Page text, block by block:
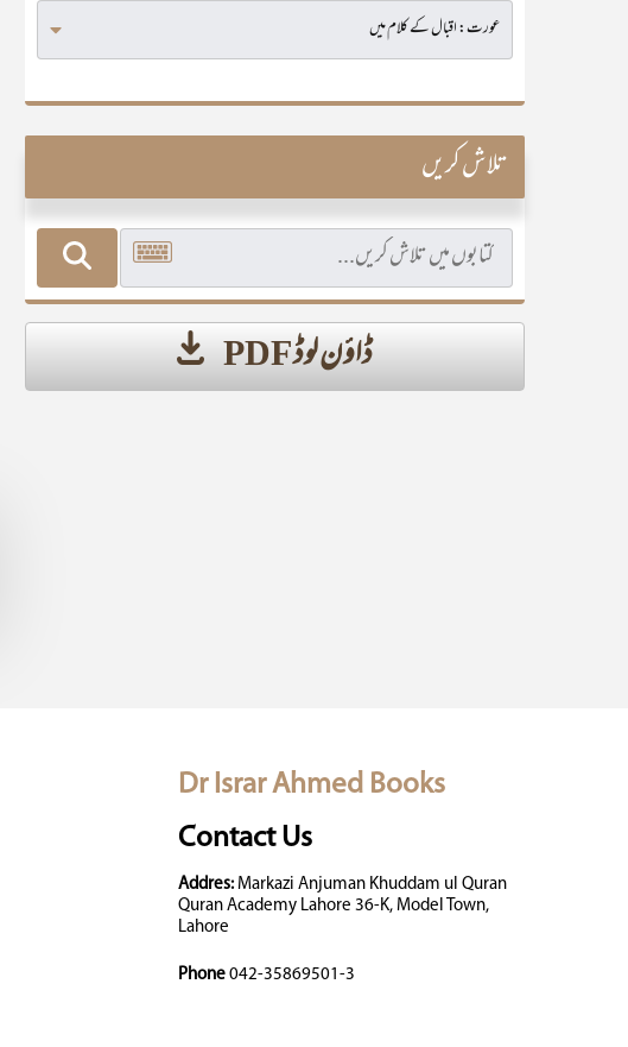
تلاش کریں
ڈاؤن لوڈ PDF
Dr Israr Ahmed Books
Contact Us
Addres:Markazi Anjuman Khuddam ul Quran
Quran Academy Lahore 36-K, Model Town,
Lahore
Phone 042-35869501-3